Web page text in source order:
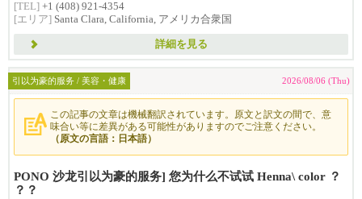
[TEL] +1 (408) 921-4354
[エリア] Santa Clara, California, アメリカ合衆国
詳細を見る
引以为豪的服务 / 美容・健康 2026/08/06 (Thu)
この記事の文章は機械翻訳されています。原文と訳文の間で、意
味合い等に差異がある可能性がありますのでご注意ください。
（原文の言語：日本語）
PONO 沙龙引以为豪的服务] 您为什么不试试 Henna\ color ？
？？